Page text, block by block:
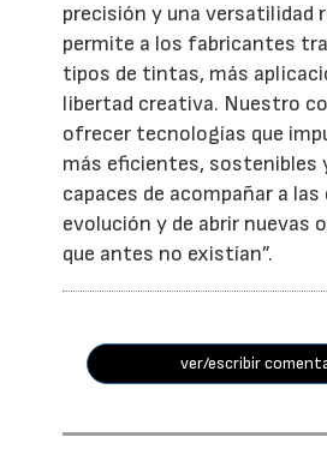
precisión y una versatilidad
permite a los fabricantes
tipos de tintas, más
libertad creativa. Nuestro
ofrecer tecnologías que
más eficientes, sostenibles
capaces de acompañar a
evolución y de abrir nuevas
que antes no existían”.
ver/escribir